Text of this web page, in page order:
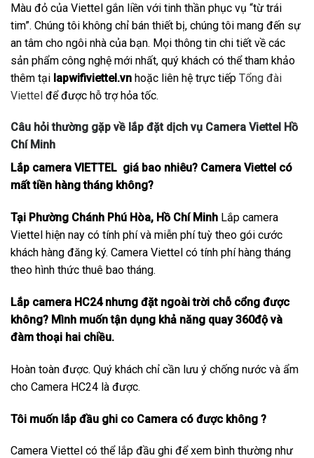
Màu đỏ của Viettel gắn liền với tinh thần phục vụ “từ trái
tim”. Chúng tôi không chỉ bán thiết bị, chúng tôi mang đến sự
an tâm cho ngôi nhà của bạn. Mọi thông tin chi tiết về các
sản phẩm công nghệ mới nhất, quý khách có thể tham khảo
thêm tại lapwifiviettel.vn hoặc liên hệ trực tiếp Tổng đài
Viettel để được hỗ trợ hỏa tốc.
Câu hỏi thường gặp về lắp đặt dịch vụ Camera Viettel Hồ
Chí Minh
Lắp camera VIETTEL giá bao nhiêu? Camera Viettel có
mất tiền hàng tháng không?
Tại Phường Chánh Phú Hòa, Hồ Chí Minh Lắp camera
Viettel hiện nay có tính phí và miễn phí tuỳ theo gói cước
khách hàng đăng ký. Camera Viettel có tính phí hàng tháng
theo hình thức thuê bao tháng.
Lắp camera HC24 nhưng đặt ngoài trời chỗ cổng được
không? Mình muốn tận dụng khả năng quay 360độ và
đàm thoại hai chiều.
Hoàn toàn được. Quý khách chỉ cần lưu ý chống nước và ẩm
cho Camera HC24 là được.
Tôi muốn lắp đầu ghi co Camera có được không ?
Camera Viettel có thể lắp đầu ghi để xem bình thường như